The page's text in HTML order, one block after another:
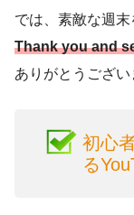
では、素敵な週末
Thank you and
ありがとうござい
初心
る